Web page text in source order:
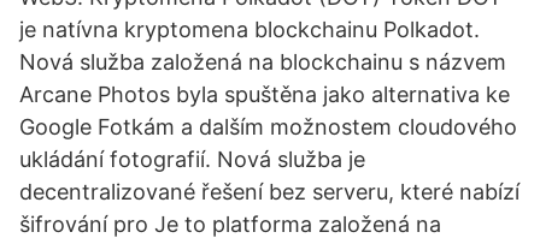
je natívna kryptomena blockchainu Polkadot.
Nová služba založená na blockchainu s názvem
Arcane Photos byla spuštěna jako alternativa ke
Google Fotkám a dalším možnostem cloudového
ukládání fotografií. Nová služba je
decentralizované řešení bez serveru, které nabízí
šifrování pro Je to platforma založená na